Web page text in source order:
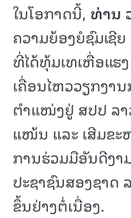
ໃນໂອກາດນີ້, ທ່ານ
ຄວາມຍ້ອງຍໍຊົມເຊີ
ທີ່ໄດ້ທຸ້ມເທເຫື່ອແຮ
ເຄື່ອນໄຫວວຽກງາ
ຕຳແໜ່ງຢູ່ ສປປ ລາ
ແໜ້ນ ແລະ ເສີມຂ
ການຮ່ວມມືອັນດີງາ
ປະຊາຊົນສອງຊາດ
ຂຶ້ນຢ່າງຕໍ່ເນື່ອງ.